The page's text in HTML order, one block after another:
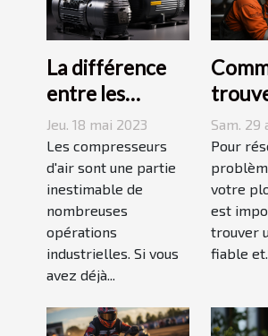
La différence
entre les
compresseurs à
piston et à vis
Jeu. 18 mai 2023
Les compresseurs
d'air sont une partie
inestimable de
nombreuses
opérations
industrielles. Si vous
avez déjà...
?
Sam. 29
Pour
votre
est
trouver
fiable